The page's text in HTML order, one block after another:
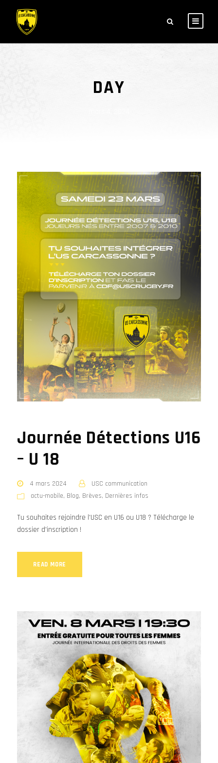
DAY
Journée Détections U16
– U 18
4 mars 2024
USC communication
actu-mobile, Blog, Brèves, Dernières infos
Tu souhaites rejoindre l'USC en U16 ou U18 ? Télécharge le
dossier d'inscription !
READ MORE